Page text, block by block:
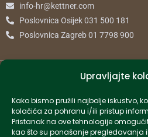
Upravljajte
Kako bismo pružili najbolje iskustvo,
kolačića za pohranu i/ili pristup
Pristanak na ove tehnologije
kao što su ponašanje pregledavanja
info-hr@kettner.com
Poslovnica Osijek 031 500 181
Poslovnica Zagreb 01 7798 900
Created by